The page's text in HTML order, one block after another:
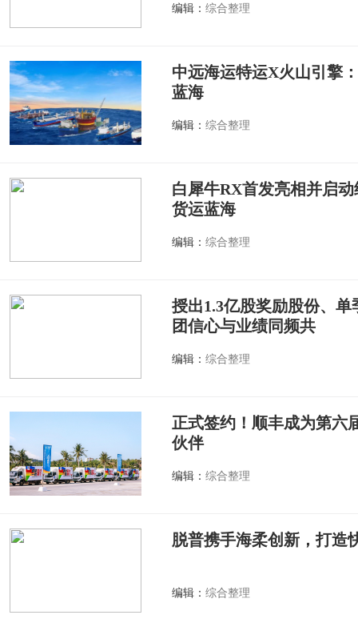
编辑： 综合整理
中远海运特运X火山引擎
蓝海
编辑： 综合整理
白犀牛RX首发亮相并启
货运蓝海
编辑： 综合整理
授出1.3亿股奖励股份、
团信心与业绩同频共
编辑： 综合整理
正式签约！顺丰成为第六
伙伴
编辑： 综合整理
脱普携手海柔创新，打造
编辑： 综合整理